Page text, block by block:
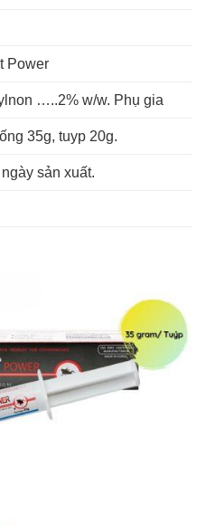
Power
…..2% w/w. Phụ gia
35g, tuyp 20g.
sản xuất.